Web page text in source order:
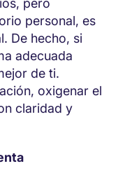
pero
personal, es
De hecho, si
adecuada
de ti.
oxigenar el
claridad y